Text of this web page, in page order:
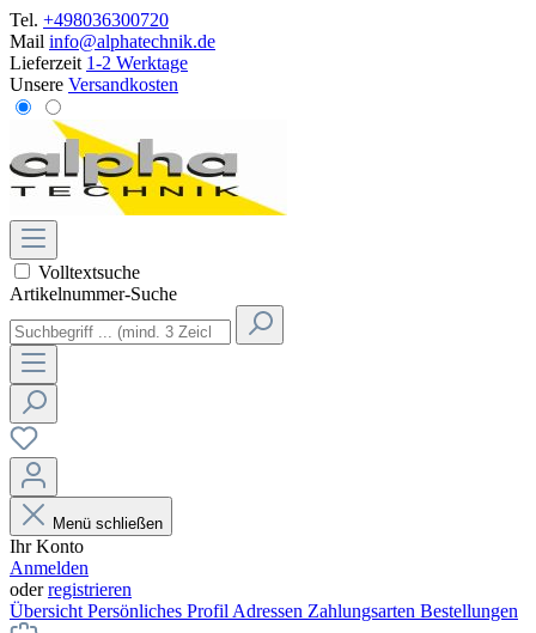
Tel. +498036300720
Mail info@alphatechnik.de
Lieferzeit 1-2 Werktage
Unsere Versandkosten
Volltextsuche
Artikelnummer-Suche
Menü schließen
Ihr Konto
Anmelden
oderregistrieren
Übersicht Persönliches Profil Adressen Zahlungsarten Bestellungen